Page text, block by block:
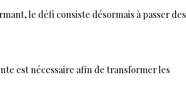
le défi consiste désormais à passer des
est nécessaire afin de transformer les